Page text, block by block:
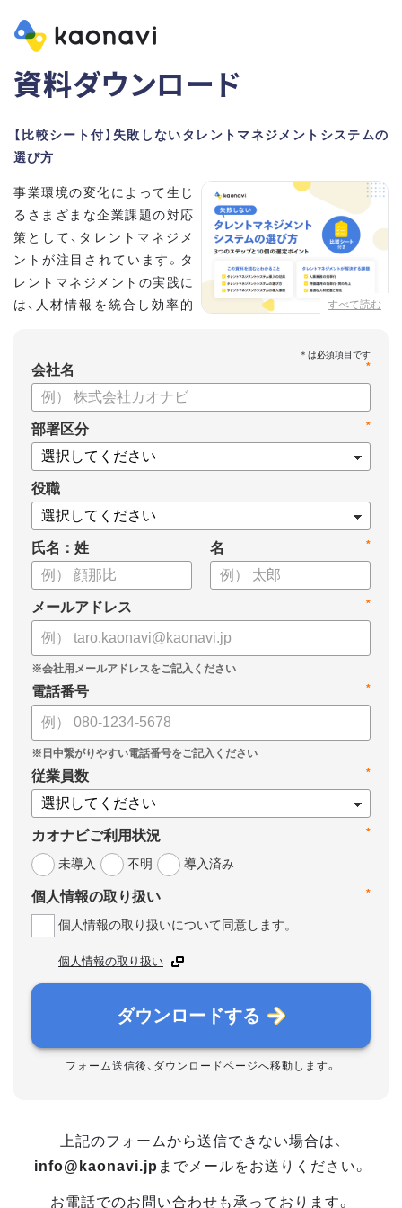
資料ダウンロード
【比較シート付】失敗しないタレントマネジメントシステムの
選び方
すべて読む
事業環境の変化によって生じ
るさまざまな企業課題の対応
策として、タレントマネジメ
ントが注目されています。タ
レントマネジメントの実践に
は、人材情報を統合し効率的
・タレントマネジメントが必要な企業の特徴
・タレントマネジメントシステム導入を検討する際の10個の選
定ポイント
・システム導入までの3つのステップ
についてまとめています。ぜひお役立てください。
*
会社名
*
部署区分
役職
氏名：姓 *
名
*
メールアドレス
*
電話番号
*
従業員数
*
カオナビご利用状況
未導入
不明 導入済み
*
個人情報の取り扱い
個人情報の取り扱いについて同意します。
個人情報の取り扱い
ダウンロードする
フォーム送信後、ダウンロードページへ移動します。
上記のフォームから送信できない場合は、
info@kaonavi.jp までメールをお送りください。
お電話でのお問い合わせも承っております。